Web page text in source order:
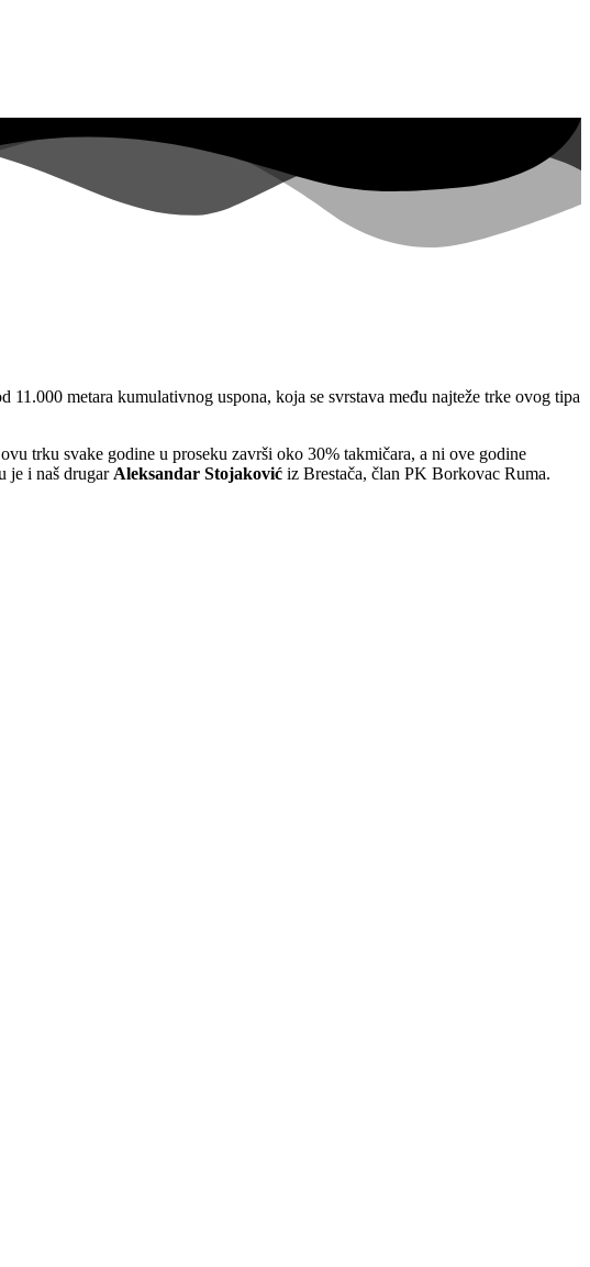
metara kumulativnog uspona, koja se svrstava među najteže trke ovog tipa
trku svake godine u proseku završi oko 30% takmičara, a ni ove godine
je i naš drugar Aleksandar Stojaković iz Brestača, član PK Borkovac Ruma.